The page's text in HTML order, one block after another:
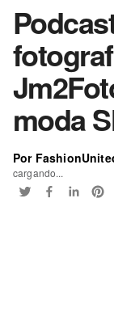
moda
Por
cargando...